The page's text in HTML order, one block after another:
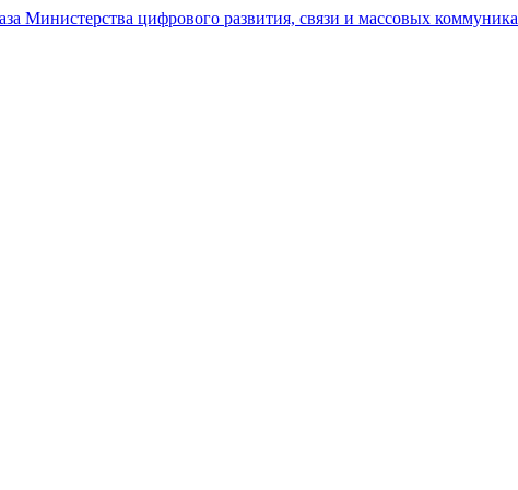
Министерства цифрового развития, связи и массовых